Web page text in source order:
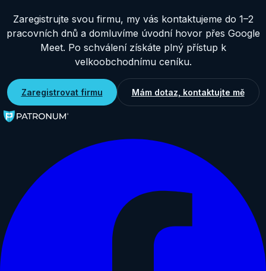
Zaregistrujte svou firmu, my vás kontaktujeme do 1–2
pracovních dnů a domluvíme úvodní hovor přes Google
Meet. Po schválení získáte plný přístup k
velkoobchodnímu ceníku.
Zaregistrovat firmu Mám dotaz, kontaktujte mě